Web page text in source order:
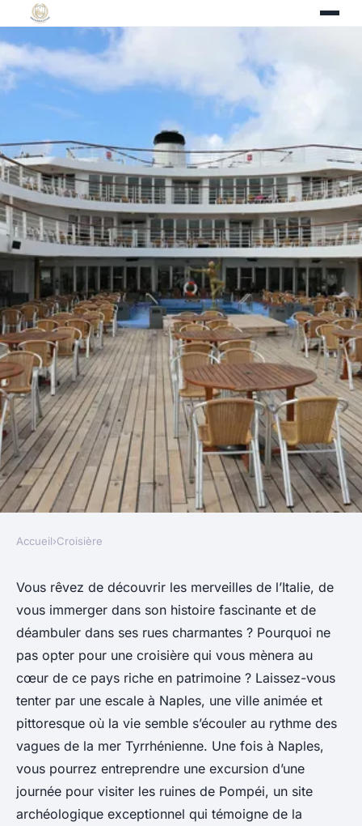
Comment organiser une
croisière pour explorer les
ruines de Pompéi en Italie?
Liam• 1 septembre 2024• 5 min de lecture
Accueil›Croisière
Vous rêvez de découvrir les merveilles de l’Italie, de
vous immerger dans son histoire fascinante et de
déambuler dans ses rues charmantes ? Pourquoi ne
pas opter pour une croisière qui vous mènera au
cœur de ce pays riche en patrimoine ? Laissez-vous
tenter par une escale à Naples, une ville animée et
pittoresque où la vie semble s’écouler au rythme des
vagues de la mer Tyrrhénienne. Une fois à Naples,
vous pourrez entreprendre une excursion d’une
journée pour visiter les ruines de Pompéi, un site
archéologique exceptionnel qui témoigne de la